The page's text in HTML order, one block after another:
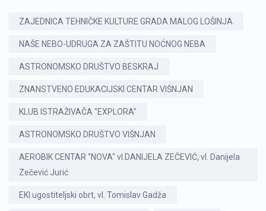
ZAJEDNICA TEHNIČKE KULTURE GRADA MALOG LOŠINJA
NAŠE NEBO-UDRUGA ZA ZAŠTITU NOĆNOG NEBA
ASTRONOMSKO DRUŠTVO BESKRAJ
ZNANSTVENO EDUKACIJSKI CENTAR VIŠNJAN
KLUB ISTRAŽIVAČA "EXPLORA"
ASTRONOMSKO DRUŠTVO VIŠNJAN
AEROBIK CENTAR "NOVA" vl.DANIJELA ZEČEVIĆ, vl. Danijela
Zečević Jurić
EKI ugostiteljski obrt, vl. Tomislav Gadža